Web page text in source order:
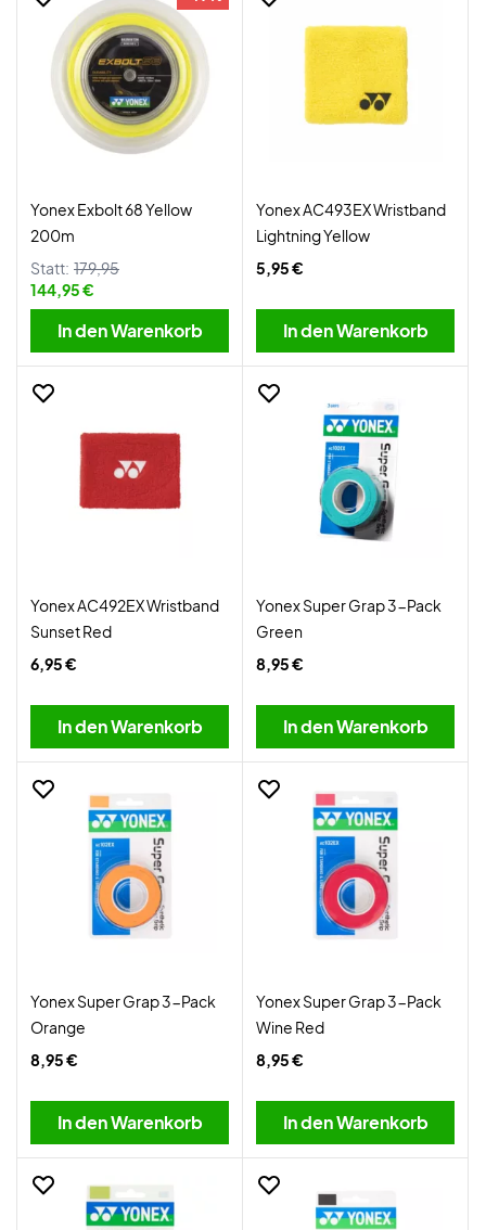
Yonex Exbolt 68 Yellow
200m
Statt: 179,95
144,95 €
In den Warenkorb
Yonex AC493EX Wristband
Lightning Yellow
5,95 €
In den Warenkorb
Yonex AC492EX Wristband
Sunset Red
6,95 €
In den Warenkorb
Yonex Super Grap 3-Pack
Green
8,95 €
In den Warenkorb
Yonex Super Grap 3-Pack
Orange
8,95 €
In den Warenkorb
Yonex Super Grap 3-Pack
Wine Red
8,95 €
In den Warenkorb